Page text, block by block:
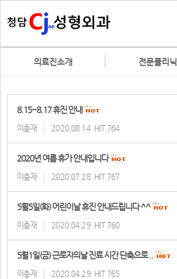
의료진소개 전문클리닉
8.15~8.17 휴진 안내
이충재 2020.08.14 HIT 764
2020년 여름 휴가 안내입니다
이충재 2020.07.28 HIT 767
5월5일(화) 어린이날 휴진 안내드립니다 ^^
이충재 2020.04.29 HIT 760
5월1일(금) 근로자의날 진료 시간 단축으로 ..
이충재 2020.04.29 HIT 765